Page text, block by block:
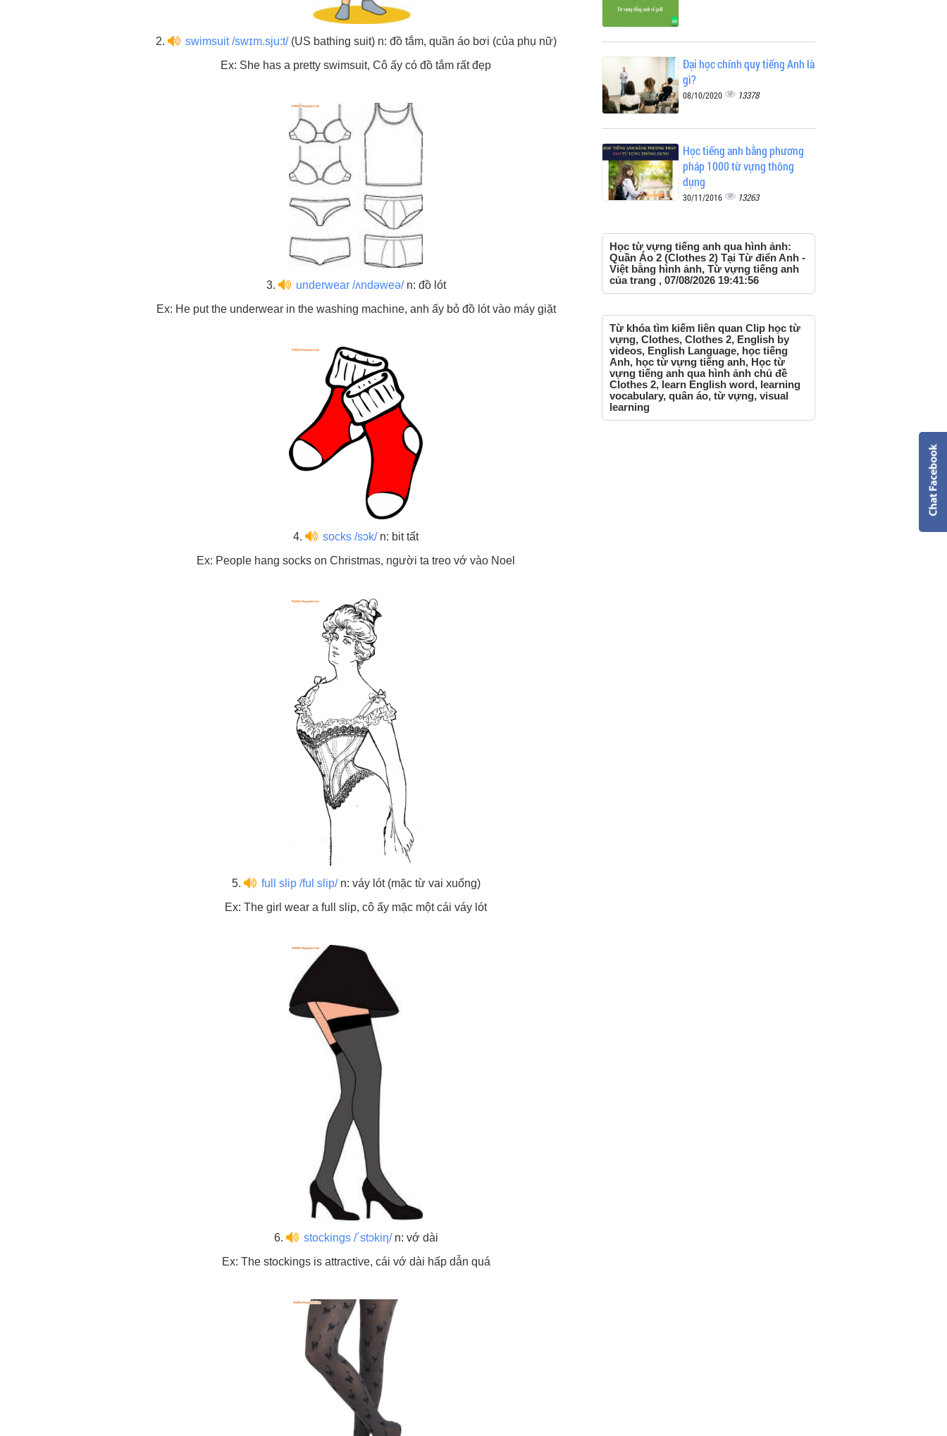
2. swimsuit /swɪm.sju:t/(US bathing suit) n: đồ tắm, quần áo bơi (của phụ nữ)
Ex: She has a pretty swimsuit, Cô ấy có đồ tắm rất đẹp
3. underwear /ʌndəweə/n: đồ lót
Ex: He put the underwear in the washing machine, anh ấy bỏ đồ lót vào máy giặt
4. socks /sɔk/n: bit tất
Ex: People hang socks on Christmas, người ta treo vớ vào Noel
5. full slip /ful slip/n: váy lót (mặc từ vai xuống)
Ex: The girl wear a full slip, cô ấy mặc một cái váy lót
6. stockings /´stɔkiη/n: vớ dài
Ex: The stockings is attractive, cái vớ dài hấp dẫn quá
Đại học chính quy tiếng Anh là
gì?
08/10/2020 13378
Học tiếng anh bằng phương
pháp 1000 từ vựng thông
dụng
30/11/2016 13263
Học từ vựng tiếng anh qua hình ảnh:
Quần Áo 2 (Clothes 2) Tại Từ điển Anh -
Việt bằng hình ảnh, Từ vựng tiếng anh
của trang , 07/08/2026 19:41:56
Từ khóa tìm kiếm liên quan Clip học từ
vựng, Clothes, Clothes 2, English by
videos, English Language, học tiếng
Anh, học từ vựng tiếng anh, Học từ
vựng tiếng anh qua hình ảnh chủ đề
Clothes 2, learn English word, learning
vocabulary, quân áo, từ vựng, visual
learning